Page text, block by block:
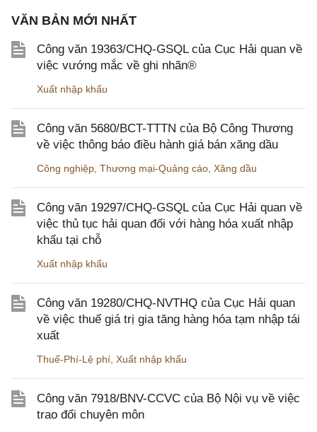
VĂN BẢN MỚI NHẤT
Công văn 19363/CHQ-GSQL của Cục Hải quan về
việc vướng mắc về ghi nhãn®
Xuất nhập khẩu
Công văn 5680/BCT-TTTN của Bộ Công Thương
về việc thông báo điều hành giá bán xăng dầu
Công nghiệp Thương mại-Quảng cáo Xăng dầu
Công văn 19297/CHQ-GSQL của Cục Hải quan về
việc thủ tục hải quan đối với hàng hóa xuất nhập
khẩu tại chỗ
Xuất nhập khẩu
Công văn 19280/CHQ-NVTHQ của Cục Hải quan
về việc thuế giá trị gia tăng hàng hóa tạm nhập tái
xuất
Thuế-Phí-Lệ phí Xuất nhập khẩu
Công văn 7918/BNV-CCVC của Bộ Nội vụ về việc
trao đổi chuyên môn